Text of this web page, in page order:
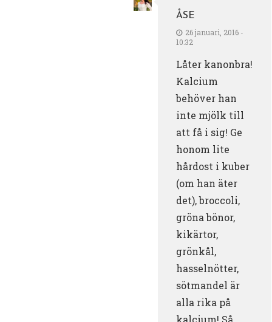
ÅSE
26 januari, 2016 -
10:32
Låter kanonbra!
Kalcium
behöver han
inte mjölk till
att få i sig! Ge
honom lite
hårdost i kuber
(om han äter
det), broccoli,
gröna bönor,
kikärtor,
grönkål,
hasselnötter,
sötmandel är
alla rika på
kalcium! Så